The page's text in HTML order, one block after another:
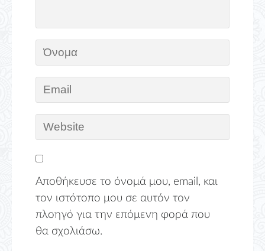
Αποθήκευσε το όνομά μου, email, και
τον ιστότοπο μου σε αυτόν τον
πλοηγό για την επόμενη φορά που
θα σχολιάσω.